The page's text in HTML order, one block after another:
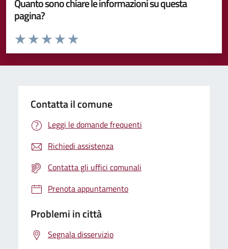
Quanto sono chiare le informazioni su questa
pagina?
Valuta da 1 a 5 stelle la pagina
Valuta 5 stelle su 5
Valuta 4 stelle su 5
Valuta 3 stelle su 5
Valuta 2 stelle su 5
Valuta 1 stelle su 5
Contatta il comune
Leggi le domande frequenti
Richiedi assistenza
Contatta gli uffici comunali
Prenota appuntamento
Problemi in città
Segnala disservizio